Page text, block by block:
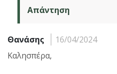
Απάντηση
Θανάσης
16/04/2024
Καλησπέρα,